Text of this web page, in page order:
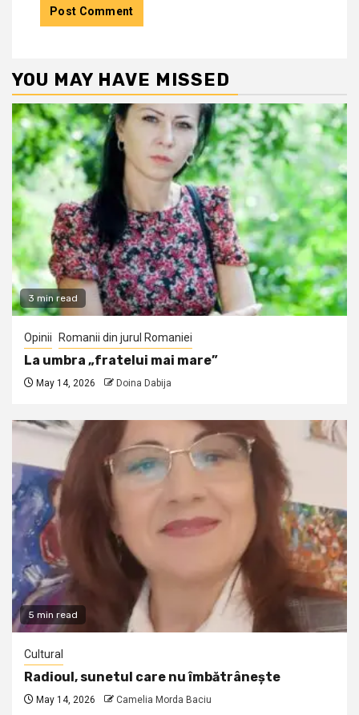
YOU MAY HAVE MISSED
3 min read
Opinii Romanii din jurul Romaniei
La umbra „fratelui mai mare”
May 14, 2026 Doina Dabija
5 min read
Cultural
Radioul, sunetul care nu îmbătrânește
May 14, 2026 Camelia Morda Baciu